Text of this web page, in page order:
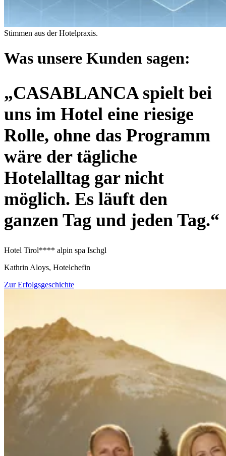
Stimmen aus der Hotelpraxis.
Was unsere Kunden sagen:
„CASABLANCA spielt bei
uns im Hotel eine riesige
Rolle, ohne das Programm
wäre der tägliche
Hotelalltag gar nicht
möglich. Es läuft den
ganzen Tag und jeden Tag.“
Hotel Tirol**** alpin spa Ischgl
Kathrin Aloys, Hotelchefin
Zur Erfolgsgeschichte